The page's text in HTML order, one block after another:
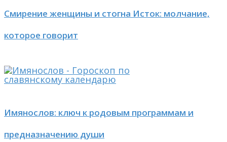
Смирение женщины и стогна Исток: молчание,
которое говорит
Имянослов: ключ к родовым программам и
предназначению души